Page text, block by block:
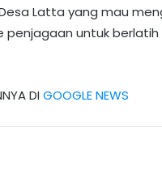
Latta yang mau
penjagaan untuk
DIGOOGLE NEWS